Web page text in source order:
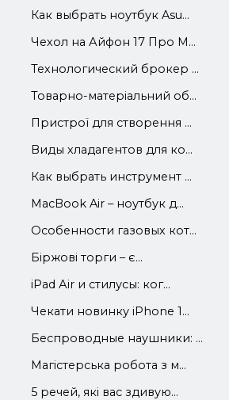
Как выбрать ноутбук Asu...
Чехол на Айфон 17 Про М...
Технологический брокер ...
Товарно-матеріальний об...
Пристрої для створення ...
Виды хладагентов для ко...
Как выбрать инструмент ...
MacBook Air – ноутбук д...
Особенности газовых кот...
Біржові торги – є...
iРad Аir и стилусы: ког...
Чекати новинку iPhone 1...
Беспроводные наушники: ...
Магістерська робота з м...
5 речей, які вас здивую...